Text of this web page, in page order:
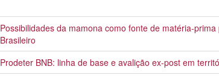
Possibilidades da mamona como fonte de matéria-
Brasileiro
Prodeter BNB: linha de base e avalição ex-post em